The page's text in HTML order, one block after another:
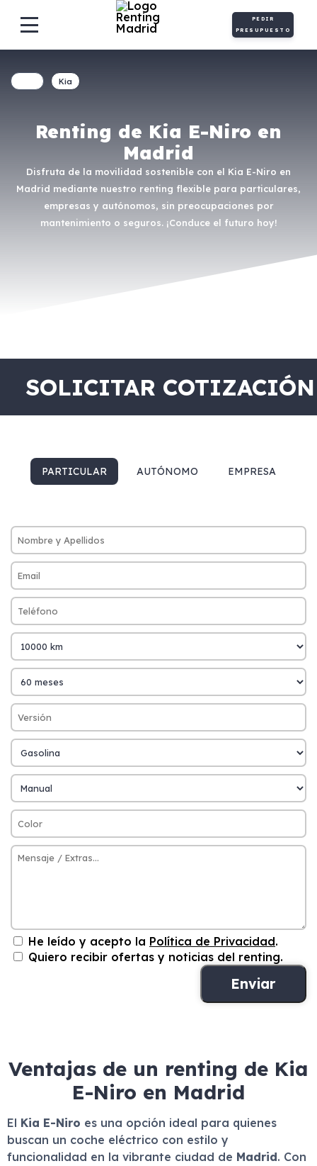
PEDIR
PRESUPUESTO
Renting de Kia E-Niro en
Madrid
Disfruta de la movilidad sostenible con el Kia E-Niro en
Madrid mediante nuestro renting flexible para particulares,
empresas y autónomos, sin preocupaciones por
mantenimiento o seguros. ¡Conduce el futuro hoy!
Kia
SOLICITAR COTIZACIÓN
PARTICULAR AUTÓNOMO EMPRESA
He leído y acepto la Política de Privacidad.
Quiero recibir ofertas y noticias del renting.
Ventajas de un renting de Kia
E-Niro en Madrid
El Kia E-Niro es una opción ideal para quienes
buscan un coche eléctrico con estilo y
funcionalidad en la vibrante ciudad de Madrid. Con